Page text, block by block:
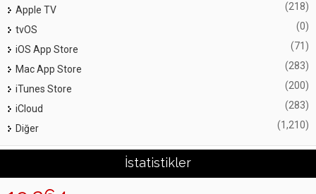
Apple TV (218)
tvOS (0)
iOS App Store (71)
Mac App Store (283)
iTunes Store (200)
iCloud (283)
Diğer (1,210)
İstatistikler